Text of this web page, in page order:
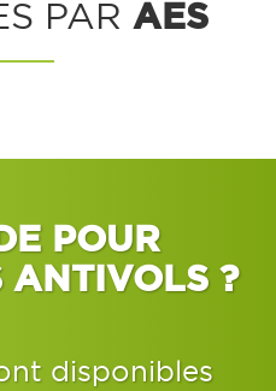
PAR AES
POUR
ANTIVOLS ?
disponibles